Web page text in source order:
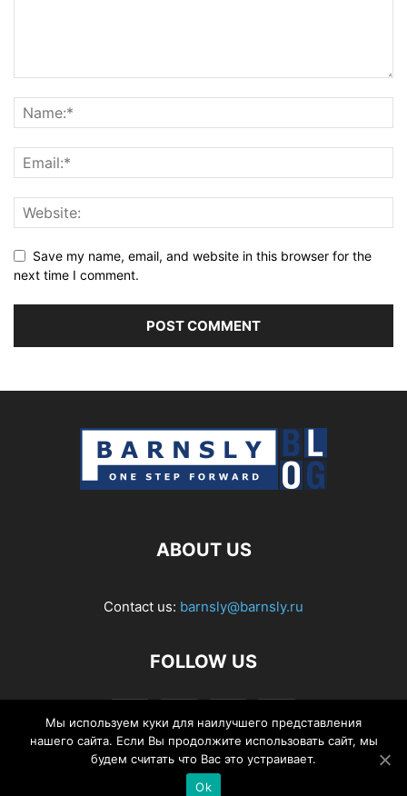
Save my name, email, and website in this browser for the
next time I comment.
ABOUT US
Contact us: barnsly@barnsly.ru
FOLLOW US
Мы используем куки для наилучшего представления
нашего сайта. Если Вы продолжите использовать сайт, мы
будем считать что Вас это устраивает.
Ok